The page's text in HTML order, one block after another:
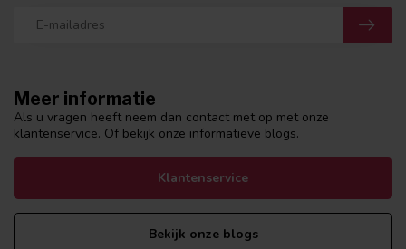
Meer informatie
Als u vragen heeft neem dan contact met op met onze
klantenservice. Of bekijk onze informatieve blogs.
Klantenservice
Bekijk onze blogs